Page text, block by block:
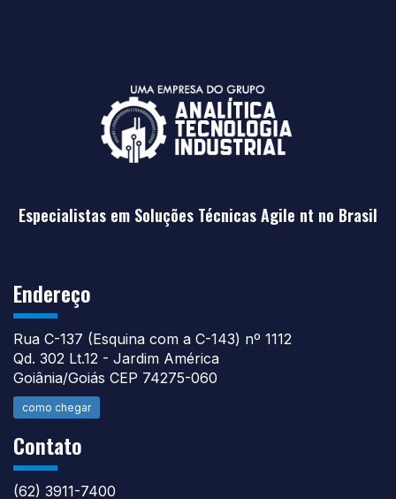
Especialistas em Soluções Técnicas Agile nt no Brasil
Endereço
Rua C-137 (Esquina com a C-143) nº 1112
Qd. 302 Lt.12 - Jardim América
Goiânia/Goiás CEP 74275-060
como chegar
Contato
(62) 3911-7400